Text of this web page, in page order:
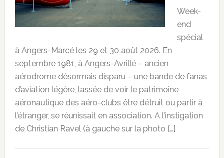
Week-
end
spécial
à Angers-Marcé les 29 et 30 août 2026. En
septembre 1981, à Angers-Avrillé – ancien
aérodrome désormais disparu – une bande de fanas
d’aviation légère, lassée de voir le patrimoine
aéronautique des aéro-clubs être détruit ou partir à
l’étranger, se réunissait en association. A l’instigation
de Christian Ravel (à gauche sur la photo […]